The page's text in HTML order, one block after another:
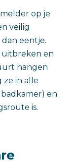
op je
veilig
eentje.
uitbreken en
hangen
ze in alle
en
is.